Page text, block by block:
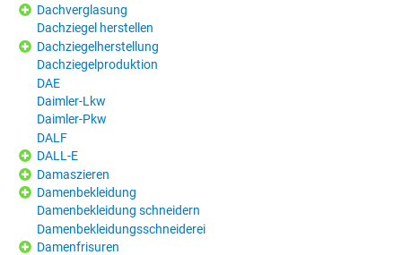
Dachverglasung
Dachziegel herstellen
Dachziegelherstellung
Dachziegelproduktion
DAE
Daimler-Lkw
Daimler-Pkw
DALF
DALL-E
Damaszieren
Damenbekleidung
Damenbekleidung schneidern
Damenbekleidungsschneiderei
Damenfrisuren